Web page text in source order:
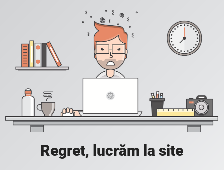
Regret, lucrăm la site